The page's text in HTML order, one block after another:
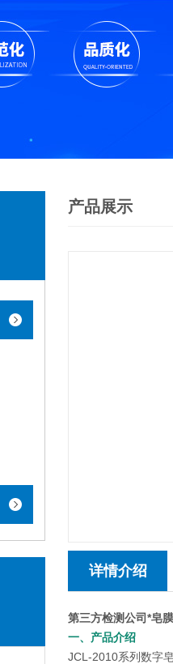
产品展示
详情介绍
第三方检测公司*皂
一、产品介绍
JCL-2010系列数字